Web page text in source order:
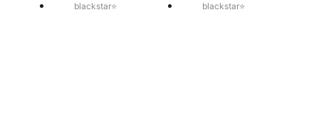
blackstar⭐ blackstar⭐